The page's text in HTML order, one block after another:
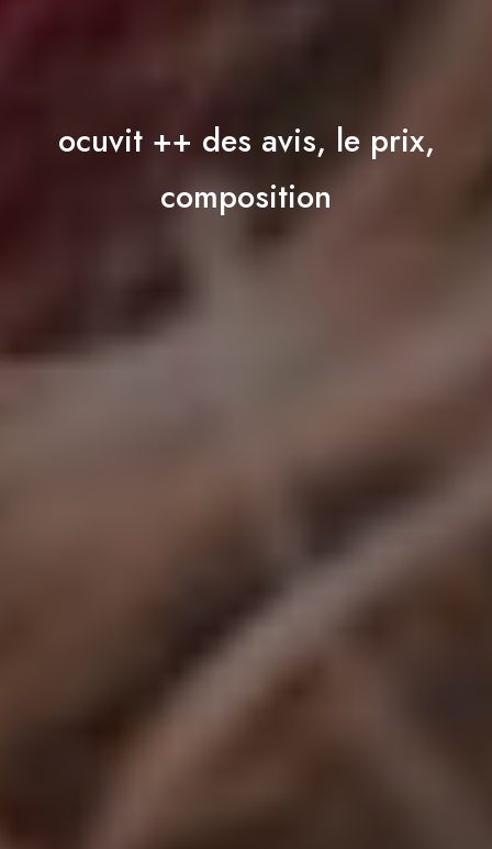
ocuvit ++ des avis, le prix,
composition